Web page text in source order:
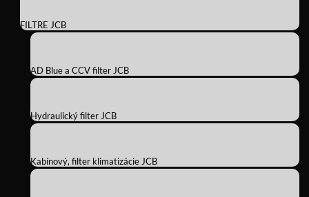
FILTRE JCB
AD Blue a CCV filter JCB
Hydraulický filter JCB
Kabínový, filter klimatizácie JCB